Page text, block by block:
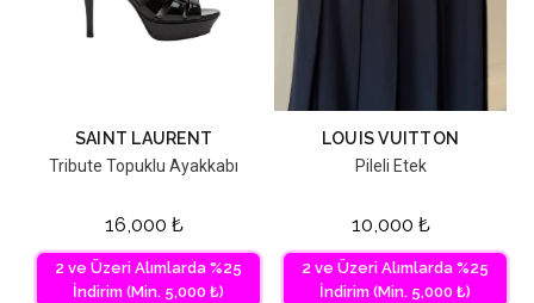
SAINT LAURENT
Tribute Topuklu Ayakkabı
16,000 ₺
2 ve Üzeri Alımlarda %25
İndirim (Min. 5,000 ₺)
LOUIS VUITTON
Pileli Etek
10,000 ₺
2 ve Üzeri Alımlarda %25
İndirim (Min. 5,000 ₺)